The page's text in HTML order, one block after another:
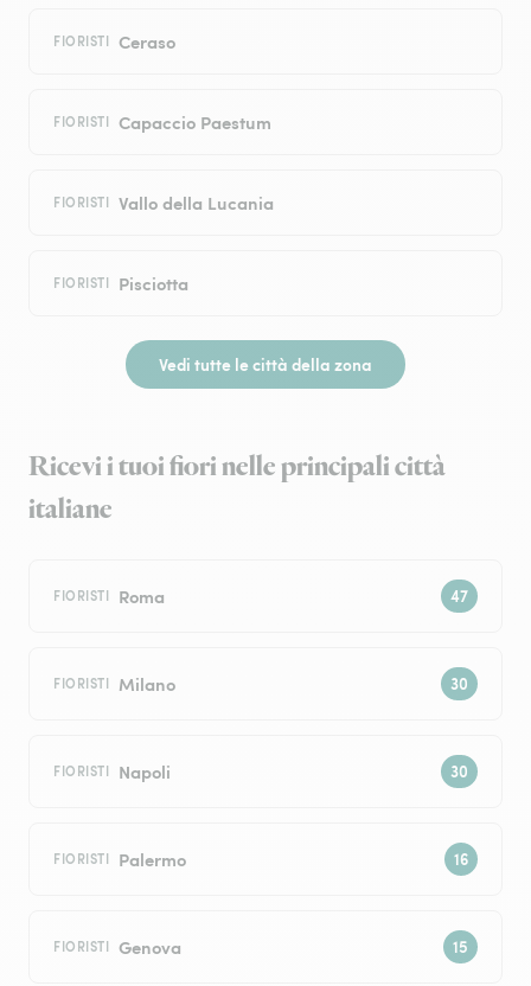
FIORISTI Ceraso
FIORISTI Capaccio Paestum
FIORISTI Vallo della Lucania
FIORISTI Pisciotta
Vedi tutte le città della zona
Ricevi i tuoi fiori nelle principali città
italiane
FIORISTI Roma
FIORISTI Milano
FIORISTI Napoli
FIORISTI Palermo
FIORISTI Genova